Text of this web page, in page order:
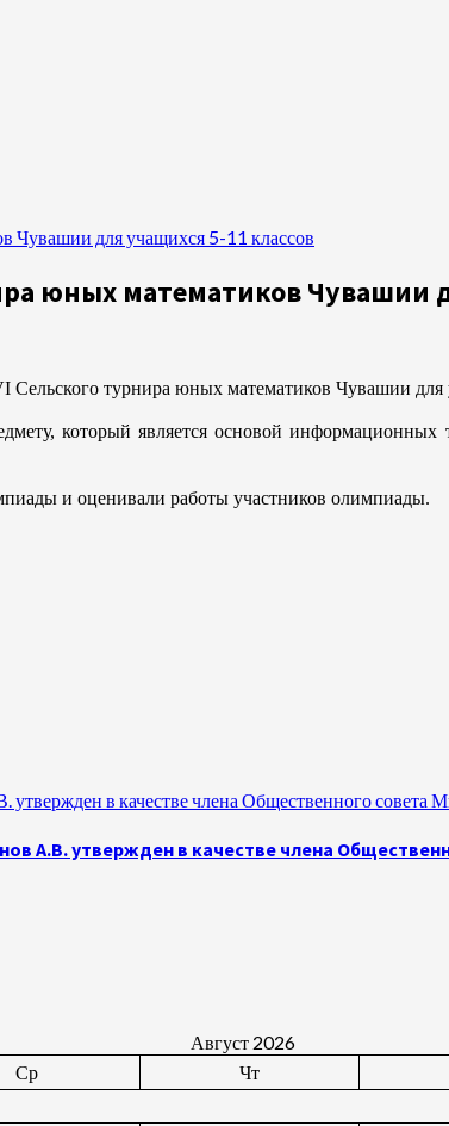
Чувашии для учащихся 5-11 классов
юных математиков Чувашии
турнира юных математиков Чувашии для
который является основой информационных
и оценивали работы участников олимпиады.
в качестве члена Общественного совета
А.В. утвержден в качестве члена
Август 2026
Ср Чт